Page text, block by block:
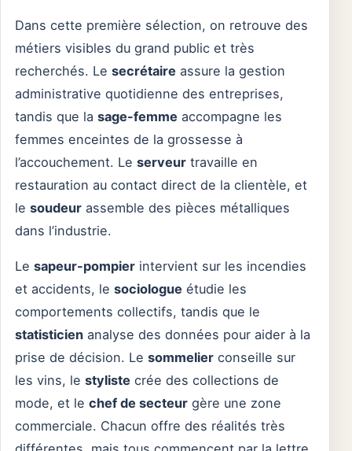
Dans cette première sélection, on retrouve des
métiers visibles du grand public et très
recherchés. Le secrétaire assure la gestion
administrative quotidienne des entreprises,
tandis que la sage-femme accompagne les
femmes enceintes de la grossesse à
l’accouchement. Le serveur travaille en
restauration au contact direct de la clientèle, et
le soudeur assemble des pièces métalliques
dans l’industrie.
Le sapeur-pompier intervient sur les incendies
et accidents, le sociologue étudie les
comportements collectifs, tandis que le
statisticien analyse des données pour aider à la
prise de décision. Le sommelier conseille sur
les vins, le styliste crée des collections de
mode, et le chef de secteur gère une zone
commerciale. Chacun offre des réalités très